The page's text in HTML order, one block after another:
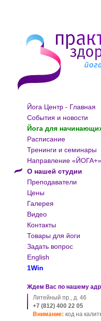
Йога Центр - Главная
События и новости
Йога для
Расписание
Тренинги и семинары
Направление «ЙОГА+»
О нашей студии
Преподаватели
Цены
Галерея
Видео
Контакты
Товары для йоги
Задать вопрос
English
1Win
Ждем Вас по нашему
Литейный пр., д. 46
+7 (812) 400 22 05
Внимание: код на